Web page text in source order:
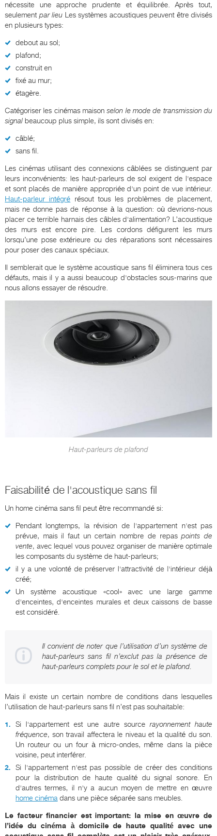
nécessite une approche prudente et équilibrée. Après tout,
seulement par lieu Les systèmes acoustiques peuvent être divisés
en plusieurs types:
debout au sol;
plafond;
construit en
fixé au mur;
étagère.
Catégoriser les cinémas maisonselon le mode de transmission du
signal beaucoup plus simple, ils sont divisés en:
câblé;
sans fil.
Les cinémas utilisant des connexions câblées se distinguent par
leurs inconvénients: les haut-parleurs de sol exigent de l'espace
et sont placés de manière appropriée d'un point de vue intérieur.
Haut-parleur intégré résout tous les problèmes de placement,
mais ne donne pas de réponse à la question: où devrions-nous
placer ce terrible harnais des câbles d'alimentation? L’acoustique
des murs est encore pire. Les cordons défigurent les murs
lorsqu’une pose extérieure ou des réparations sont nécessaires
pour poser des canaux spéciaux.
Il semblerait que le système acoustique sans fil éliminera tous ces
défauts, mais il y a aussi beaucoup d'obstacles sous-marins que
nous allons essayer de résoudre.
Haut-parleurs de plafond
Faisabilité de l'acoustique sans fil
Un home cinéma sans fil peut être recommandé si:
Pendant longtemps, la révision de l'appartement n'est pas
prévue, mais il faut un certain nombre de repaspoints de
vente, avec lequel vous pouvez organiser de manière optimale
les composants du système de haut-parleurs;
il y a une volonté de préserver l'attractivité de l'intérieur déjà
créé;
Un système acoustique «cool» avec une large gamme
d'enceintes, d'enceintes murales et deux caissons de basse
est considéré.
Il convient de noter que l’utilisation d’un système de
haut-parleurs sans fil n’exclut pas la présence de
haut-parleurs complets pour le sol et le plafond.
Mais il existe un certain nombre de conditions dans lesquelles
l’utilisation de haut-parleurs sans fil n’est pas souhaitable:
Si l'appartement est une autre source rayonnement haute
fréquence, son travail affectera le niveau et la qualité du son.
Un routeur ou un four à micro-ondes, même dans la pièce
voisine, peut interférer.
Si l'appartement n'est pas possible de créer des conditions
pour la distribution de haute qualité du signal sonore. En
d'autres termes, il n'y a aucun moyen de mettre en œuvre
home cinéma dans une pièce séparée sans meubles.
Le facteur financier est important: la mise en œuvre de
l’idée du cinéma à domicile de haute qualité avec une